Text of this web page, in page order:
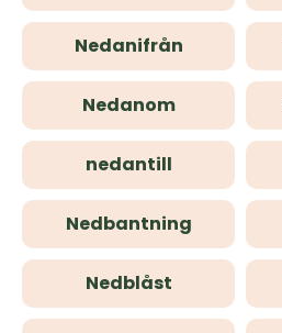
Nedanifrån
Nedanom
nedantill
Nedbantning
Nedblåst